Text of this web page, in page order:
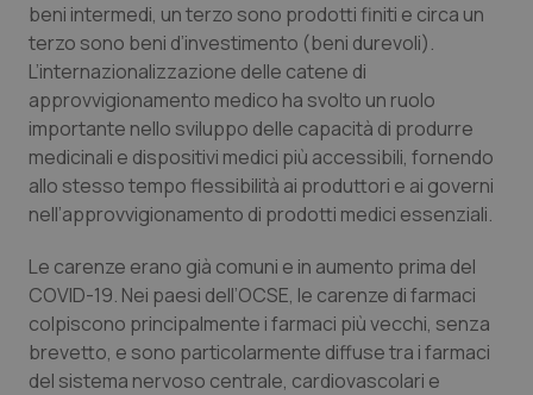
Tumore ovarico
Tumori del Polmone & Testa Collo
Tumori gastrointestinali
Ulcera & Reflusso
Vaccini
beni intermedi, un terzo sono prodotti finiti e circa un
terzo sono beni d’investimento (beni durevoli).
L’internazionalizzazione delle catene di
approvvigionamento medico ha svolto un ruolo
importante nello sviluppo delle capacità di produrre
medicinali e dispositivi medici più accessibili, fornendo
allo stesso tempo flessibilità ai produttori e ai governi
nell’approvvigionamento di prodotti medici essenziali.
Le carenze erano già comuni e in aumento prima del
COVID-19. Nei paesi dell’OCSE, le carenze di farmaci
colpiscono principalmente i farmaci più vecchi, senza
brevetto, e sono particolarmente diffuse tra i farmaci
del sistema nervoso centrale, cardiovascolari e